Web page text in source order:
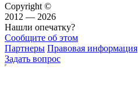
Copyright ©
2012 — 2026
Нашли опечатку?
Сообщите об этом
Партнеры Правовая информация
Задать вопрос